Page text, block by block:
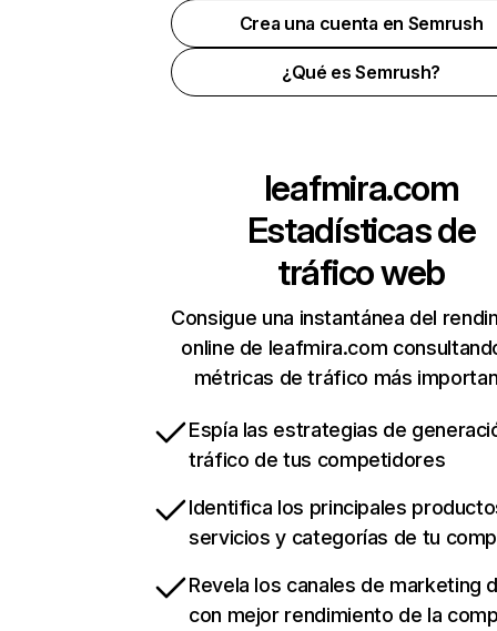
Crea una cuenta en Semrush
¿Qué es Semrush?
leafmira.com
Estadísticas de
tráfico web
Consigue una instantánea del
online de leafmira.com
métricas de tráfico más
Espía las estrategias de
tráfico de tus competidores
Identifica los principales
servicios y categorías de tu
Revela los canales de marketing
con mejor rendimiento de la